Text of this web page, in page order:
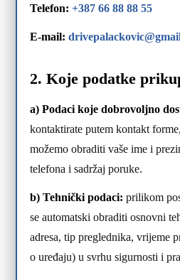
Telefon: +387 66 88 88 55
E-mail:
2. Koje podatke
a) Podaci koje dobrovoljno
kontaktirate putem kontakt
možemo obraditi vaše ime i
telefona i sadržaj poruke.
b) Tehnički podaci: prilikom
se automatski obraditi osnovni
adresa, tip preglednika, vrijeme
o uređaju) u svrhu sigurnosti i